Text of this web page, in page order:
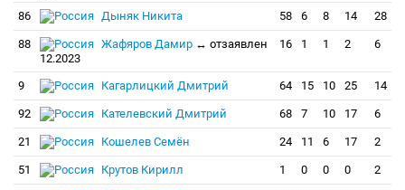
86 Дыняк Никита 58 6 8 14 28
88 Жафяров Дамир ↔ отзаявлен
12.2023
16 1 1 2 6
9 Кагарлицкий Дмитрий 64 15 10 25 14
92 Кателевский Дмитрий 68 7 10 17 6
21 Кошелев Семён 24 11 6 17 2
51 Крутов Кирилл 1 0 0 0 2